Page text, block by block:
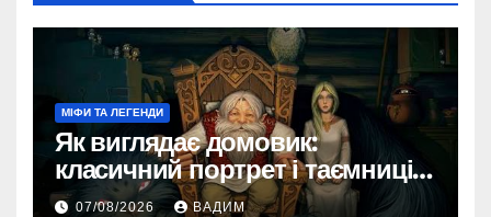
МІФИ ТА ЛЕГЕНДИ
Як виглядає домовик:
класичний портрет і таємниці
зовнішності
07/08/2026 ВАДИМ